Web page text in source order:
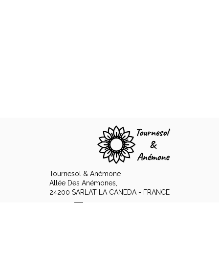
Tournesol & Anémone
Allée Des Anémones,
24200 SARLAT LA CANEDA - FRANCE